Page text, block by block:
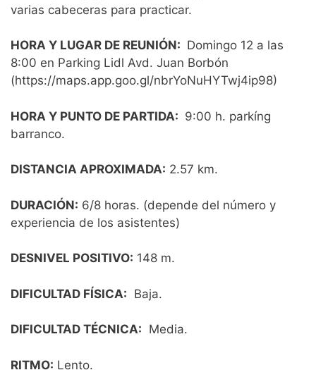
varias cabeceras para practicar.
HORA Y LUGAR DE REUNIÓN: Domingo 12 a las
8:00 en Parking Lidl Avd. Juan Borbón
(https://maps.app.goo.gl/nbrYoNuHYTwj4ip98)
HORA Y PUNTO DE PARTIDA: 9:00 h. parkíng
barranco.
DISTANCIA APROXIMADA: 2.57 km.
DURACIÓN: 6/8 horas. (depende del número y
experiencia de los asistentes)
DESNIVEL POSITIVO: 148 m.
DIFICULTAD FÍSICA: Baja.
DIFICULTAD TÉCNICA: Media.
RITMO: Lento.